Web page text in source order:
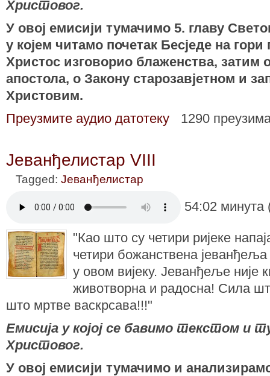
Христовог.
У овој емисији тумачимо 5. главу
у којем читамо почетак Бесједе на гори
Христос изговорио блаженства, затим
апостола, о Закону старозавјетном и
Христовим.
Преузмите аудио датотеку
1290
Јеванђелистар VIII
Tagged: Јеванђелистар
54:02
"Као што су четири ријеке
четири божанствена
у овом вијеку. Јеванђеље није
животворна и радосна! Сила
што мртве васкрсава!!!"
Емисија у којој се бавимо текстом и
Христовог.
У овој емисији тумачимо и